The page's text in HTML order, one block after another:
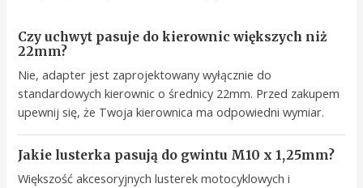
Czy uchwyt pasuje do kierownic większych niż
22mm?
Nie, adapter jest zaprojektowany wyłącznie do
standardowych kierownic o średnicy 22mm. Przed zakupem
upewnij się, że Twoja kierownica ma odpowiedni wymiar.
Jakie lusterka pasują do gwintu M10 x 1,25mm?
Większość akcesoryjnych lusterek motocyklowych i